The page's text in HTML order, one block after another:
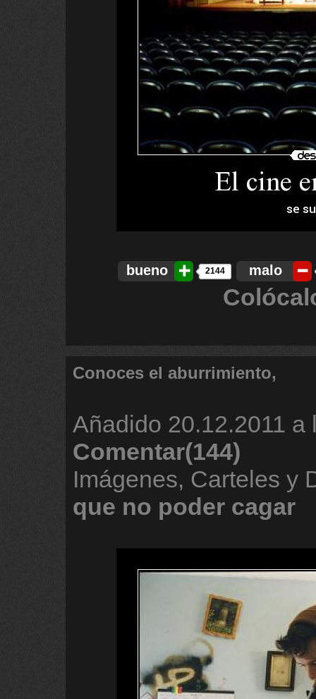
bueno 2144 malo
Conoces el aburrimiento,
Añadido 20.12.2011 a
Comentar(144)
Imágenes, Carteles y
que no poder cagar